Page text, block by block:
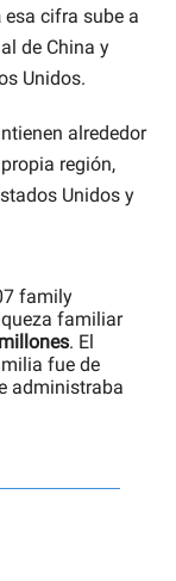
esa cifra sube a
de China y
Unidos.
alrededor
región,
Unidos y
family
familiar
. El
fue de
administraba